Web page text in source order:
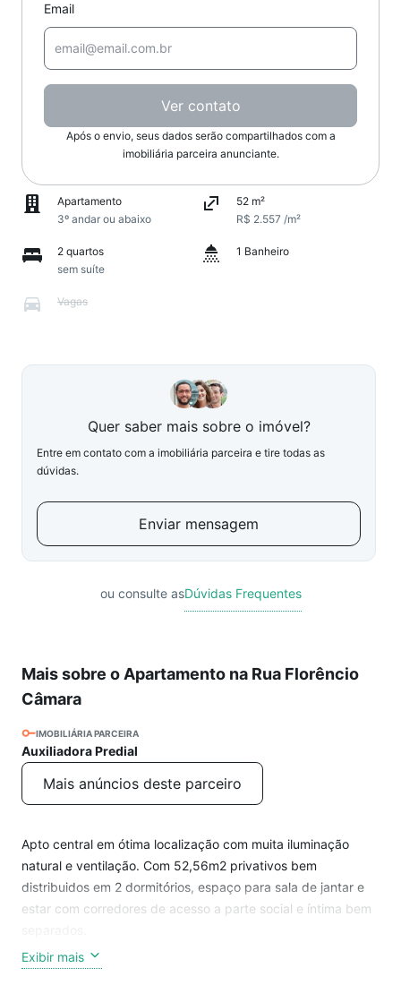
Email
Ver contato
Após o envio, seus dados serão compartilhados com a
imobiliária parceira anunciante.
Apartamento
3º andar ou abaixo
52 m²
R$ 2.557 /m²
2 quartos
sem suíte
1 Banheiro
Vagas
Quer saber mais sobre o imóvel?
Entre em contato com a imobiliária parceira e tire todas as
dúvidas.
Enviar mensagem
ou consulte asDúvidas Frequentes
Mais sobre o Apartamento na Rua Florêncio
Câmara
IMOBILIÁRIA PARCEIRA
Auxiliadora Predial
Mais anúncios deste parceiro
Apto central em ótima localização com muita iluminação
natural e ventilação. Com 52,56m2 privativos bem
distribuidos em 2 dormitórios, espaço para sala de jantar e
estar com corredores de acesso a parte social e íntima bem
Rua tranquila paralela a Avenida João Correa, e fácil acesso
Exibir mais